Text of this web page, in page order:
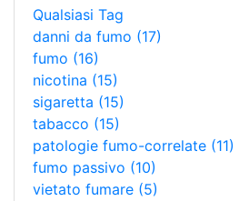
Qualsiasi Tag
danni da fumo (17)
fumo (16)
nicotina (15)
sigaretta (15)
tabacco (15)
patologie fumo-correlate (11)
fumo passivo (10)
vietato fumare (5)